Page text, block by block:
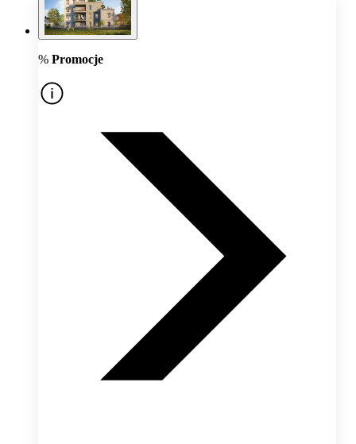
% Promocje